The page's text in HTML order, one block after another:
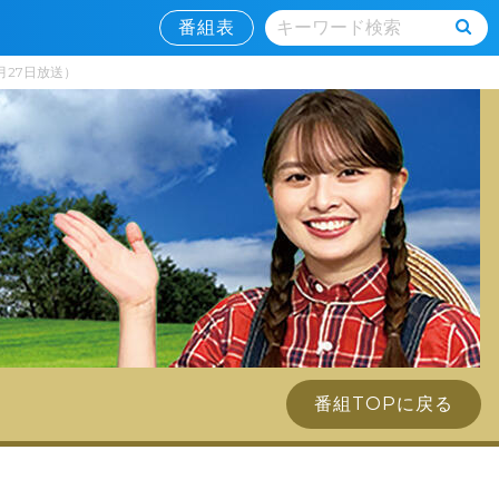
番組表
日放送）
番組TOPに戻る